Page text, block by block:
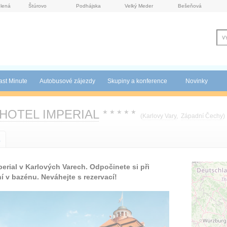
Štúrovo Podhájska Velký Meder Bešeňová
Minute Autobusové zájezdy Skupiny a konference Novinky
IMPERIAL ★ ★ ★ ★ ★
( Karlovy Vary, Západní Čechy)
v Karlových Varech. Odpočinete si při
bazénu. Neváhejte s rezervací!